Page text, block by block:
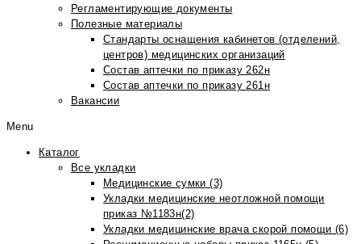
Регламентирующие документы
Полезные материалы
Стандарты оснащения кабинетов (отделений,
центров) медицинских организаций
Состав аптечки по приказу 262н
Состав аптечки по приказу 261н
Вакансии
Menu
Каталог
Все укладки
Медицинские сумки (3)
Укладки медицинские неотложной помощи
приказ №1183н(2)
Укладки медицинские врача скорой помощи (6)